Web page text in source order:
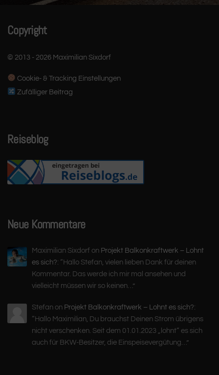
Copyright
© 2013 - 2026 Maximilian Sixdorf
Cookie- & Tracking Einstellungen
Zufälliger Beitrag
Reiseblog
Neue Kommentare
Maximilian Sixdorf on Projekt Balkonkraftwerk – Lohnt
es sich?: “Hallo Stefan, vielen lieben Dank für deinen
Kommentar. Das werde ich mir mal ansehen und
vielleicht müssen wir so keinen… ”
Stefan on Projekt Balkonkraftwerk – Lohnt es sich?:
“Hallo Maximilian, Du brauchst Deinen Strom übrigens
nicht verschenken. Seit dem 01.01.2023 „lohnt“ es sich
auch für BKW-Besitzer, die Einspeisevergütung… ”